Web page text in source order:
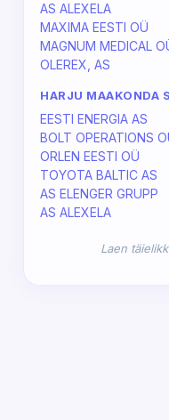
AS ALEXELA
MAXIMA EESTI OÜ
MAGNUM MEDICAL
OLEREX, AS
HARJU MAAKONDA
EESTI ENERGIA AS
BOLT OPERATIONS
ORLEN EESTI OÜ
TOYOTA BALTIC AS
AS ELENGER GRUPP
AS ALEXELA
Laen